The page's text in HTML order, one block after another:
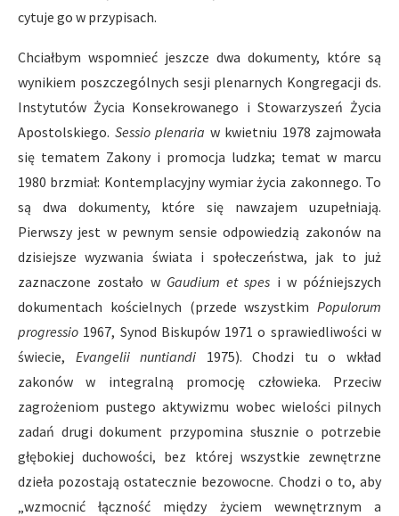
cytuje go w przypisach.
Chciałbym wspomnieć jeszcze dwa dokumenty, które są
wynikiem poszczególnych sesji plenarnych Kongregacji ds.
Instytutów Życia Konsekrowanego i Stowarzyszeń Życia
Apostolskiego. Sessio plenaria w kwietniu 1978 zajmowała
się tematem Zakony i promocja ludzka; temat w marcu
1980 brzmiał: Kontemplacyjny wymiar życia zakonnego. To
są dwa dokumenty, które się nawzajem uzupełniają.
Pierwszy jest w pewnym sensie odpowiedzią zakonów na
dzisiejsze wyzwania świata i społeczeństwa, jak to już
zaznaczone zostało w Gaudium et spes i w późniejszych
dokumentach kościelnych (przede wszystkim Populorum
progressio 1967, Synod Biskupów 1971 o sprawiedliwości w
świecie, Evangelii nuntiandi 1975). Chodzi tu o wkład
zakonów w integralną promocję człowieka. Przeciw
zagrożeniom pustego aktywizmu wobec wielości pilnych
zadań drugi dokument przypomina słusznie o potrzebie
głębokiej duchowości, bez której wszystkie zewnętrzne
dzieła pozostają ostatecznie bezowocne. Chodzi o to, aby
„wzmocnić łączność między życiem wewnętrznym a